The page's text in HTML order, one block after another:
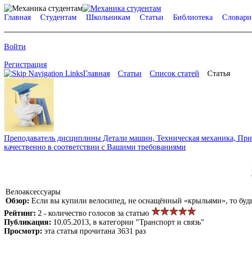
Главная Студентам Школьникам Статьи Библиотека Словари
Войти
Регистрация
Главная
Статьи Список статей Статья
Преподаватель дисциплины Детали машин, Техническая механика,
качественно в соответствии с Вашими требованиями
Велоаксессуары
Обзор: Если вы купили велосипед, не оснащённый «крыльями», то
Рейтинг: 2 - количество голосов за статью
Публикация: 10.05.2013, в категории "Транспорт и связь"
Просмотр: эта статья прочитана 3631 раз